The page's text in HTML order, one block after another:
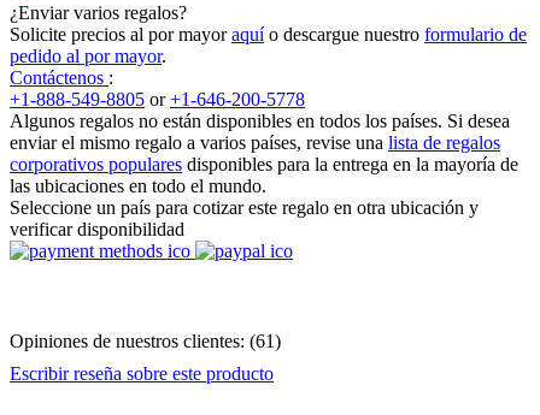
¿Enviar varios regalos?
Solicite precios al por mayoraquío descargue nuestro formulario de
pedido al por mayor.
Contáctenos :
+1-888-549-8805 or+1-646-200-5778
Algunos regalos no están disponibles en todos los países. Si desea
enviar el mismo regalo a varios países, revise una lista de regalos
corporativos populares disponibles para la entrega en la mayoría de
las ubicaciones en todo el mundo.
Seleccione un país para cotizar este regalo en otra ubicación y
verificar disponibilidad
Opiniones de nuestros clientes: (61)
Escribir reseña sobre este producto